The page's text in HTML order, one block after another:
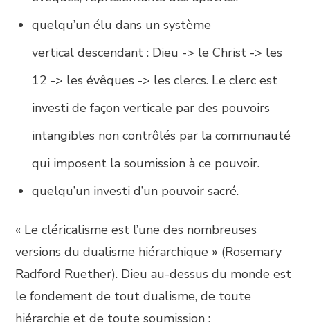
quelqu’un élu dans un système
vertical descendant : Dieu -> le Christ -> les
12 -> les évêques -> les clercs. Le clerc est
investi de façon verticale par des pouvoirs
intangibles non contrôlés par la communauté
qui imposent la soumission à ce pouvoir.
quelqu’un investi d’un pouvoir sacré.
« Le cléricalisme est l’une des nombreuses
versions du dualisme hiérarchique » (Rosemary
Radford Ruether). Dieu au-dessus du monde est
le fondement de tout dualisme, de toute
hiérarchie et de toute soumission :